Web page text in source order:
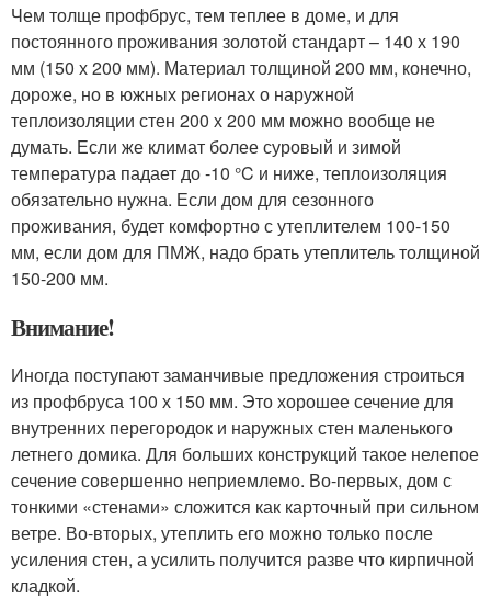
Чем толще профбрус, тем теплее в доме, и для
постоянного проживания золотой стандарт – 140 х 190
мм (150 х 200 мм). Материал толщиной 200 мм, конечно,
дороже, но в южных регионах о наружной
теплоизоляции стен 200 х 200 мм можно вообще не
думать. Если же климат более суровый и зимой
температура падает до -10 °C и ниже, теплоизоляция
обязательно нужна. Если дом для сезонного
проживания, будет комфортно с утеплителем 100-150
мм, если дом для ПМЖ, надо брать утеплитель толщиной
150-200 мм.
Внимание!
Иногда поступают заманчивые предложения строиться
из профбруса 100 х 150 мм. Это хорошее сечение для
внутренних перегородок и наружных стен маленького
летнего домика. Для больших конструкций такое нелепое
сечение совершенно неприемлемо. Во-первых, дом с
тонкими «стенами» сложится как карточный при сильном
ветре. Во-вторых, утеплить его можно только после
усиления стен, а усилить получится разве что кирпичной
кладкой.